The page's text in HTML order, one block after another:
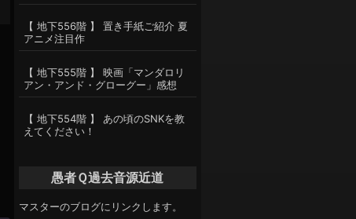
【 地下556階 】 置き手紙ご紹介 夏
アニメ注目作
【 地下555階 】 映画「マンダロリ
アン・アンド・グローグー」感想
【 地下554階 】 あの頃のSNKを教
えてください！
愚者Ｑ過去音源近道
マスターのブログにリンクします。